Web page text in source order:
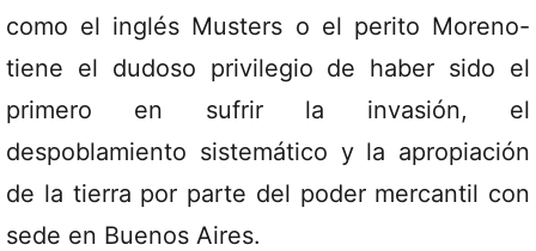
como el inglés Musters o el perito Moreno-
tiene el dudoso privilegio de haber sido el
primero en sufrir la invasión, el
despoblamiento sistemático y la apropiación
de la tierra por parte del poder mercantil con
sede en Buenos Aires.